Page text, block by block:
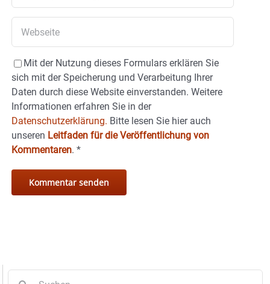
Mit der Nutzung dieses Formulars erklären Sie
sich mit der Speicherung und Verarbeitung Ihrer
Daten durch diese Website einverstanden. Weitere
Informationen erfahren Sie in der
Datenschutzerklärung. Bitte lesen Sie hier auch
unseren Leitfaden für die Veröffentlichung von
Kommentaren. *